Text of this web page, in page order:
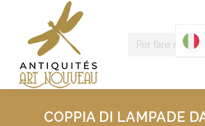
Ricerca
COPPIA DI LAMPADE